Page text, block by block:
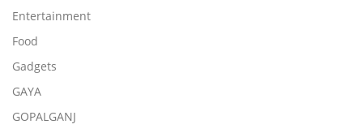
Entertainment
Food
Gadgets
GAYA
GOPALGANJ